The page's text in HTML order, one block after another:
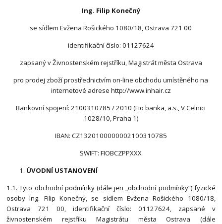
Ing. Filip Konečný
se sídlem Evžena Rošického 1080/18, Ostrava 721 00
identifikační číslo: 01127624
zapsaný v Živnostenském rejstříku, Magistrát města Ostrava
pro prodej zboží prostřednictvím on-line obchodu umístěného na
internetové adrese http://www.inhair.cz
Bankovní spojení: 2100310785 / 2010 (Fio banka, a.s., V Celnici
1028/10, Praha 1)
IBAN: CZ1320100000002100310785
SWIFT: FIOBCZPPXXX
ÚVODNÍ USTANOVENÍ
1.1. Tyto obchodní podmínky (dále jen „obchodní podmínky“) fyzické
osoby Ing. Filip Konečný, se sídlem Evžena Rošického 1080/18,
Ostrava 721 00, identifikační číslo: 01127624, zapsané v
živnostenském rejstříku Magistrátu města Ostrava (dále